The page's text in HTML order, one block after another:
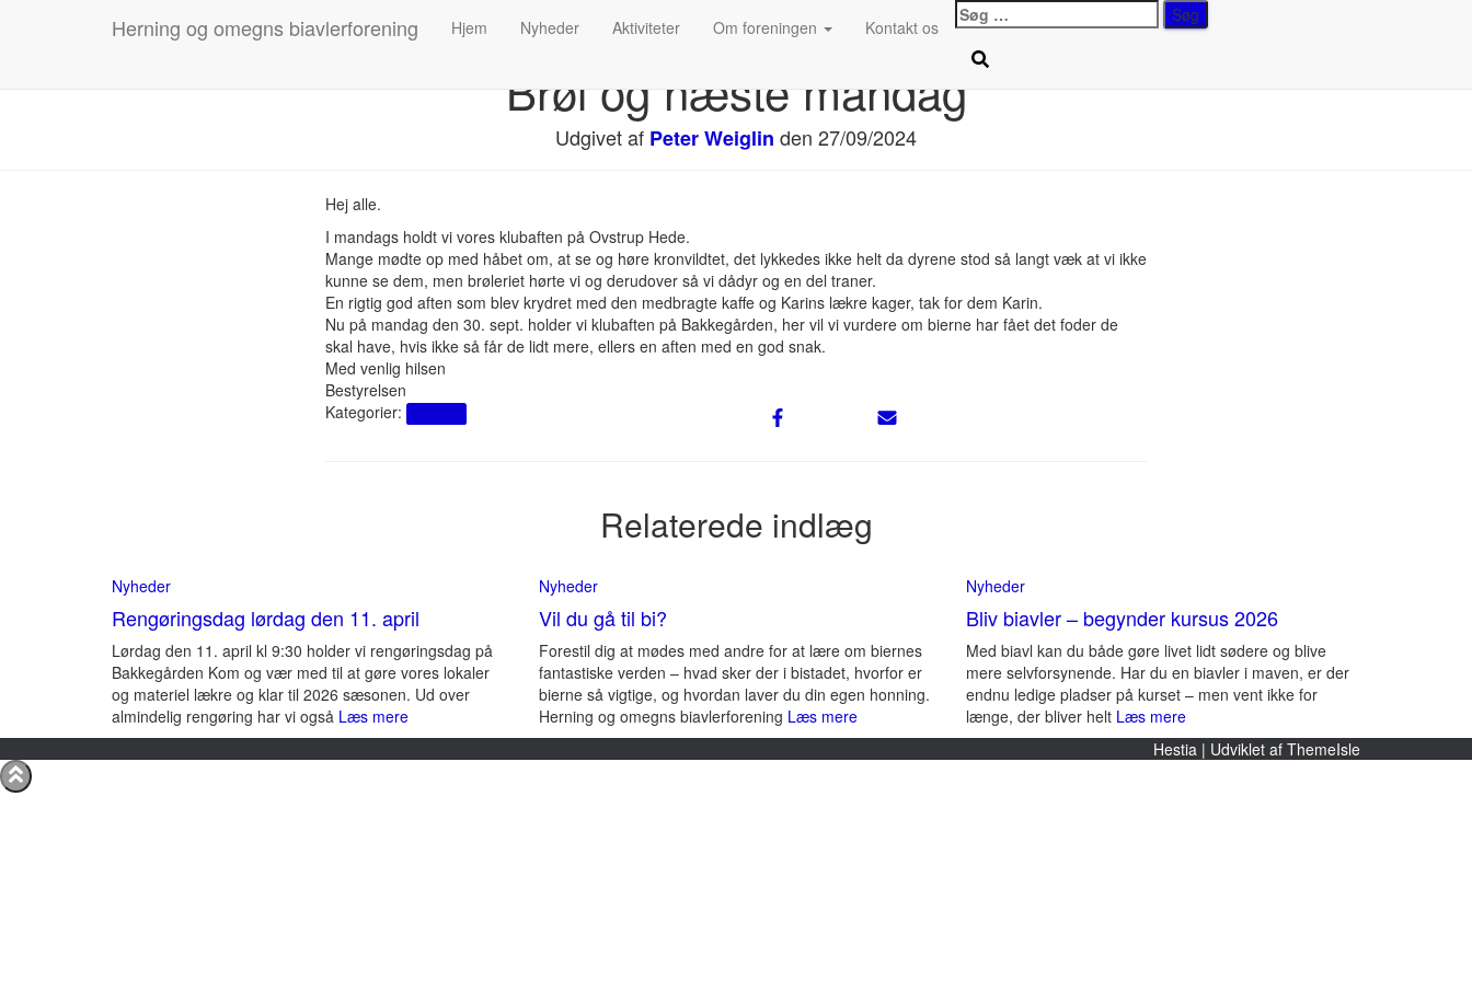
Herning og omegns biavlerforening Hjem Nyheder Aktiviteter Om foreningen Kontakt os
Søg
efter:
Brøl og næste mandag
Udgivet af Peter Weiglin den 27/09/2024
Hej alle.
I mandags holdt vi vores klubaften på Ovstrup Hede.
Mange mødte op med håbet om, at se og høre kronvildtet, det lykkedes ikke helt da dyrene stod så langt væk at vi ikke
kunne se dem, men brøleriet hørte vi og derudover så vi dådyr og en del traner.
En rigtig god aften som blev krydret med den medbragte kaffe og Karins lækre kager, tak for dem Karin.
Nu på mandag den 30. sept. holder vi klubaften på Bakkegården, her vil vi vurdere om bierne har fået det foder de
skal have, hvis ikke så får de lidt mere, ellers en aften med en god snak.
Med venlig hilsen
Bestyrelsen
Kategorier:
Relaterede indlæg
Nyheder
Rengøringsdag lørdag den 11. april
Lørdag den 11. april kl 9:30 holder vi rengøringsdag på
Bakkegården Kom og vær med til at gøre vores lokaler
og materiel lækre og klar til 2026 sæsonen. Ud over
almindelig rengøring har vi også Læs mere
Nyheder
Vil du gå til bi?
Forestil dig at mødes med andre for at lære om biernes
fantastiske verden – hvad sker der i bistadet, hvorfor er
bierne så vigtige, og hvordan laver du din egen honning.
Herning og omegns biavlerforening Læs mere
Nyheder
Bliv biavler – begynder kursus 2026
Med biavl kan du både gøre livet lidt sødere og blive
mere selvforsynende. Har du en biavler i maven, er der
endnu ledige pladser på kurset – men vent ikke for
længe, der bliver helt Læs mere
Hestia | Udviklet af ThemeIsle